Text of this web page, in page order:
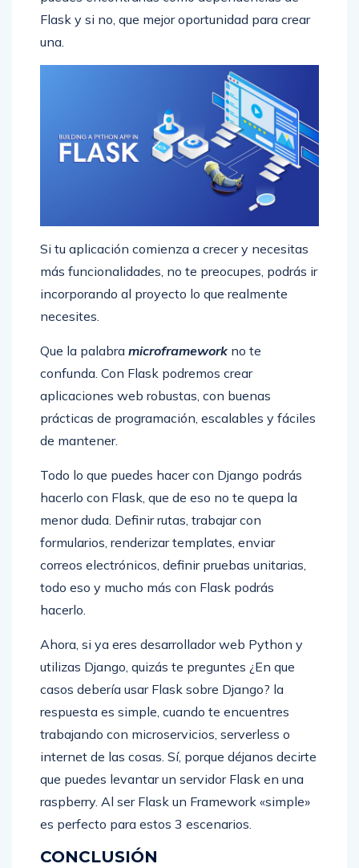
Flask y si no, que mejor oportunidad para crear
una.
Si tu aplicación comienza a crecer y necesitas
más funcionalidades, no te preocupes, podrás ir
incorporando al proyecto lo que realmente
necesites.
Que la palabra microframework no te
confunda. Con Flask podremos crear
aplicaciones web robustas, con buenas
prácticas de programación, escalables y fáciles
de mantener.
Todo lo que puedes hacer con Django podrás
hacerlo con Flask, que de eso no te quepa la
menor duda. Definir rutas, trabajar con
formularios, renderizar templates, enviar
correos electrónicos, definir pruebas unitarias,
todo eso y mucho más con Flask podrás
hacerlo.
Ahora, si ya eres desarrollador web Python y
utilizas Django, quizás te preguntes ¿En que
casos debería usar Flask sobre Django? la
respuesta es simple, cuando te encuentres
trabajando con microservicios, serverless o
internet de las cosas. Sí, porque déjanos decirte
que puedes levantar un servidor Flask en una
raspberry. Al ser Flask un Framework «simple»
es perfecto para estos 3 escenarios.
CONCLUSIÓN